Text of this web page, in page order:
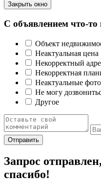
Закрыть окно
С объявлением что-то
Объект
Неактуальная цена
Некорректный
Некорректная
Неактуальные
Не могу
Другое
Отправить
Запрос отправлен,
спасибо!